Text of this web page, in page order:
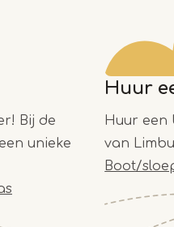
Bij de
unieke
Huur
Huur
van
Boot/